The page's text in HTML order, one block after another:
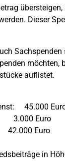
Dieser
möchten,
auflistet.
45.000
3.000 Euro
42.000 Euro
in